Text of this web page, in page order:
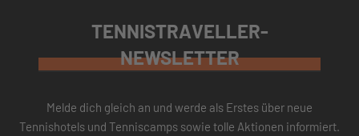
TENNISTRAVELLER-
NEWSLETTER
Melde dich gleich an und werde als Erstes über neue
Tennishotels und Tenniscamps sowie tolle Aktionen informiert.